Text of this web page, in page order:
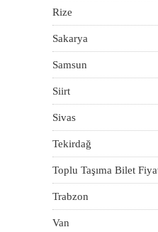
Rize
Sakarya
Samsun
Siirt
Sivas
Tekirdağ
Toplu Taşıma Bilet
Trabzon
Van